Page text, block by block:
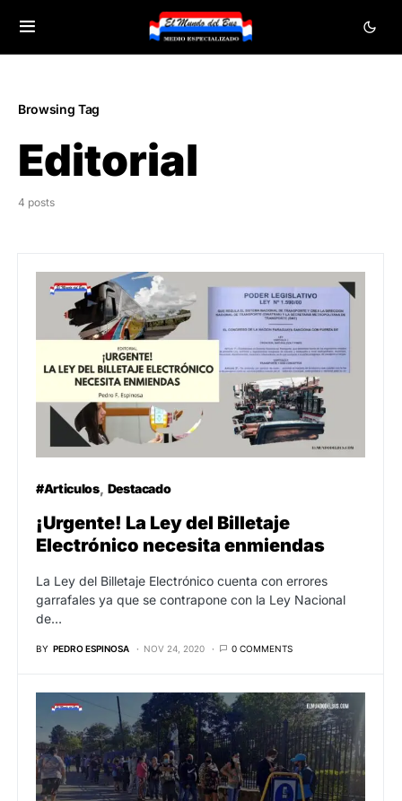
Browsing Tag
Editorial
4 posts
#Articulos Destacado
¡Urgente! La Ley del Billetaje
Electrónico necesita enmiendas
La Ley del Billetaje Electrónico cuenta con errores
garrafales ya que se contrapone con la Ley Nacional
de…
BY PEDRO ESPINOSA NOV 24, 2020 0 COMMENTS